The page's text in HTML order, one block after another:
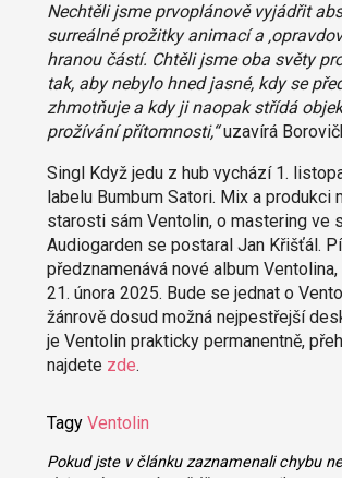
Nechtěli jsme prvoplánově vyjádřit
surreálné prožitky animací a
hranou částí. Chtěli jsme oba světy
tak, aby nebylo hned jasné, kdy se
zhmotňuje a kdy ji naopak střídá
prožívání přítomnosti,“uzavírá
Singl Když jedu z hub vychází 1.
labelu Bumbum Satori. Mix a produkci
starosti sám Ventolin, o mastering ve
Audiogarden se postaral Jan Křišťál.
předznamenává nové album
21. února 2025. Bude se jednat o
žánrově dosud možná nejpestřejší
je Ventolin prakticky permanentně,
najdete zde.
Tagy Ventolin
Pokud jste v článku zaznamenali chybu